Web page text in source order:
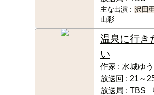
主な出演 : 沢田
山彩
温泉に行き
い
作家 : 水城ゆ
放送回 : 21～
放送局 : TBS